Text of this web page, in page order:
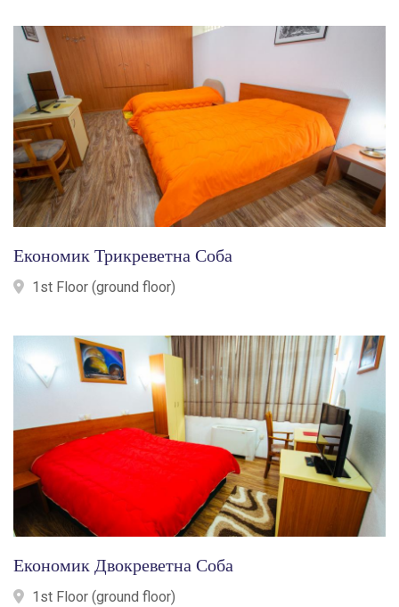
Економик Трикреветна Соба
1st Floor (ground floor)
Економик Двокреветна Соба
1st Floor (ground floor)